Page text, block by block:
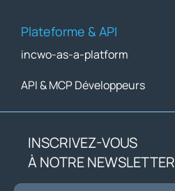
Plateforme & API
incwo-as-a-platform
API & MCP Développeurs
INSCRIVEZ-VOUS
À NOTRE NEWSLETTER